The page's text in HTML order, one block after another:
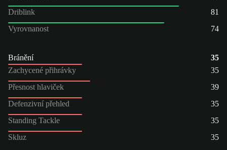
Driblink
81
Vyrovnanost
74
Bránění
35
Zachycené přihrávky
35
Přesnost hlaviček
39
Defenzivní přehled
35
Standing Tackle
35
Skluz
35